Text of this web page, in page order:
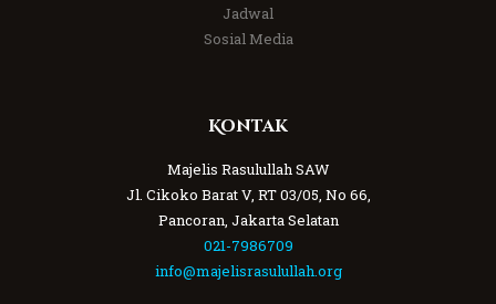
Jadwal
Sosial Media
Kontak
Majelis Rasulullah SAW
Jl. Cikoko Barat V, RT 03/05, No 66,
Pancoran, Jakarta Selatan
021-7986709
info@majelisrasulullah.org